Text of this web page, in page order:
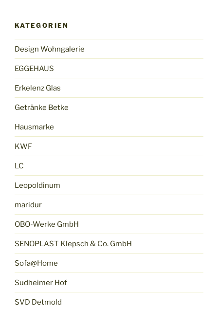
KATEGORIEN
Design Wohngalerie
EGGEHAUS
Erkelenz Glas
Getränke Betke
Hausmarke
KWF
LC
Leopoldinum
maridur
OBO-Werke GmbH
SENOPLAST Klepsch & Co. GmbH
Sofa@Home
Sudheimer Hof
SVD Detmold